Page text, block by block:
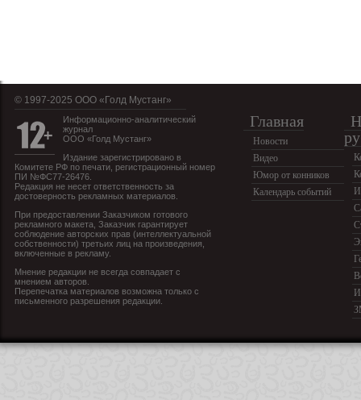
© 1997-2025 OOO «Голд Мустанг»
Информационно-аналитический
журнал
ООО «Голд Мустанг»
Издание зарегистрировано в
Комитете РФ по печати, регистрационный номер
ПИ №ФС77-26476.
Редакция не несет ответственность за
достоверность рекламных материалов.
При предоставлении Заказчиком готового
рекламного макета, Заказчик гарантирует
соблюдение авторских прав (интеллектуальной
собственности) третьих лиц на произведения,
включенные в рекламу.
Мнение редакции не всегда совпадает с
мнением авторов.
Перепечатка материалов возможна только с
письменного разрешения редакции.
Главная
Новости
Видео
Юмор от конников
Календарь событий